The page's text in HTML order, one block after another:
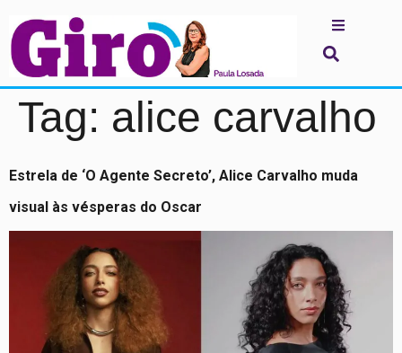
Tag: alice carvalho
Estrela de ‘O Agente Secreto’, Alice Carvalho muda
visual às vésperas do Oscar